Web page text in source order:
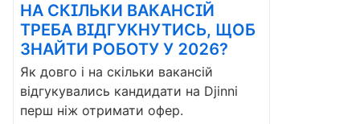
НА СКІЛЬКИ ВАКАНСІЙ
ТРЕБА ВІДГУКНУТИСЬ, ЩОБ
ЗНАЙТИ РОБОТУ У 2026?
Як довго і на скільки вакансій
відгукувались кандидати на Djinni
перш ніж отримати офер.